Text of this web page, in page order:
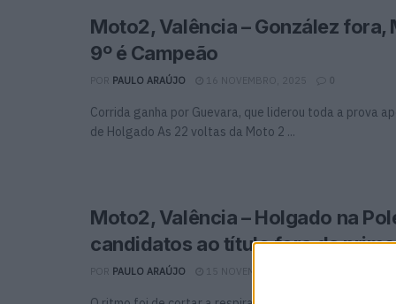
Moto2, Valência – González fora,
9º é Campeão
PAULO ARAÚJO 16 NOVEMBRO, 2025 0
Corrida ganha por Guevara, que liderou toda a prova
de Holgado As 22 voltas da Moto 2 ...
Moto2, Valência – Holgado na
candidatos ao título fora da
PAULO ARAÚJO 15 NOVEMBRO, 2025